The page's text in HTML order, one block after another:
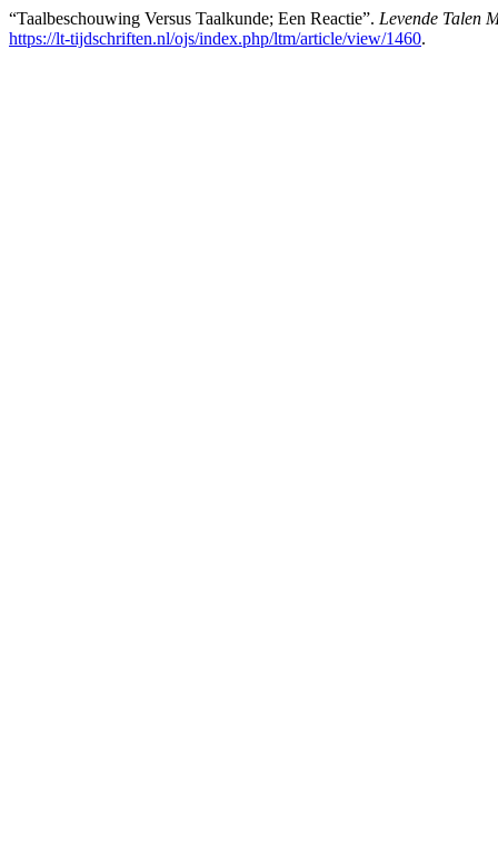
“Taalbeschouwing Versus Taalkunde; Een Reactie”. Levende Talen
https://lt-tijdschriften.nl/ojs/index.php/ltm/article/view/1460.